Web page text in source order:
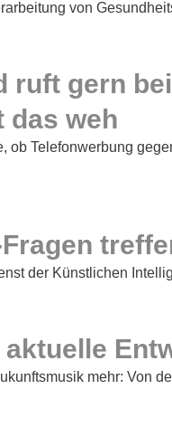
von
ruft gern
das weh
ob Telefonwerbung
der Künstlichen
mehr: Von